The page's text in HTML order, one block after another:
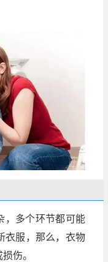
，多个环节都可能
衣服，那么，衣物
伤。